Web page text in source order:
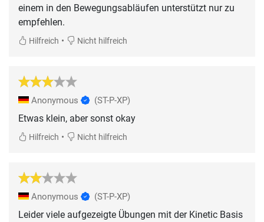
einem in den Bewegungsabläufen unterstützt nur zu
empfehlen.
Hilfreich • Nicht hilfreich
Anonymous (ST-P-XP)
Etwas klein, aber sonst okay
Hilfreich • Nicht hilfreich
Anonymous (ST-P-XP)
Leider viele aufgezeigte Übungen mit der Kinetic Basis